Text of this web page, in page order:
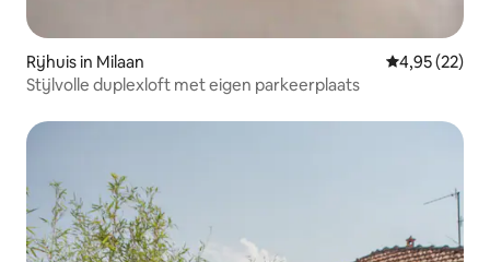
Rijhuis in Milaan Gemiddelde
4,95 (22)
Stijlvolle duplexloft met eigen parkeerplaats